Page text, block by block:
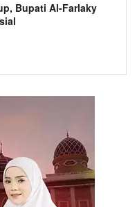
Bupati Al-Farlaky